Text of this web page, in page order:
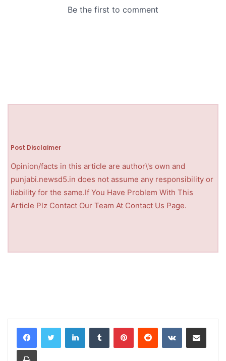
Post Disclaimer
Opinion/facts in this article are author\'s own and
punjabi.newsd5.in does not assume any responsibility or
liability for the same.If You Have Problem With This
Article Plz Contact Our Team At Contact Us Page.
LinkedInTumblr PinterestReddit VKontakteShare via Email
Print